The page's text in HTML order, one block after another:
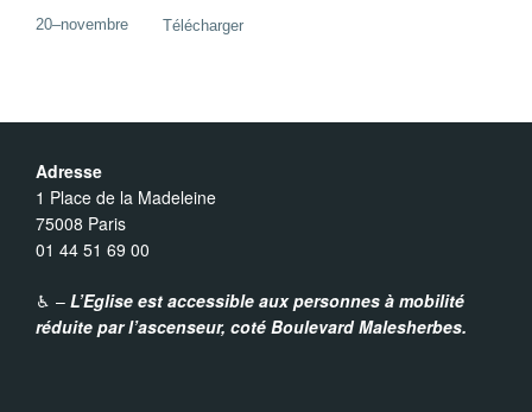
20–novembre Télécharger
Adresse
1 Place de la Madeleine
75008 Paris
01 44 51 69 00
♿︎ – L’Eglise est accessible aux personnes à mobilité
réduite par l’ascenseur, coté Boulevard Malesherbes.